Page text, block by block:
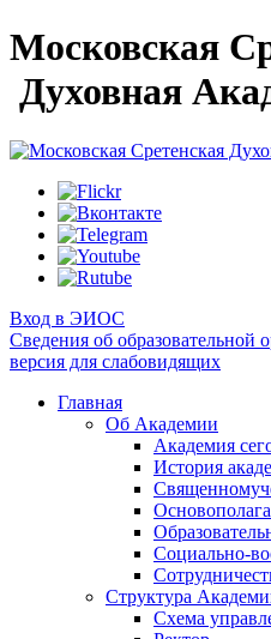
Московская
Духовная
Вход в ЭИОС
Сведения об образовательной
версия для слабовидящих
Главная
Об Академии
Академия
История
Социально-
Структура
Схема